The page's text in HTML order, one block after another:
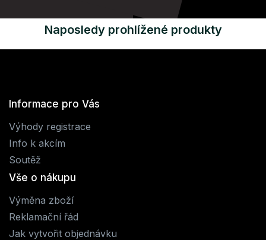
Naposledy prohlížené produkty
Informace pro Vás
Výhody registrace
Info k akcím
Soutěž
Vše o nákupu
Výměna zboží
Reklamační řád
Jak vytvořit objednávku